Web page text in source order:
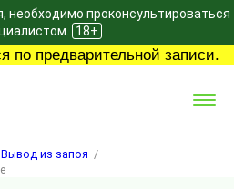
необходимо проконсультироваться
18+
по предварительной записи.
Вывод из запоя